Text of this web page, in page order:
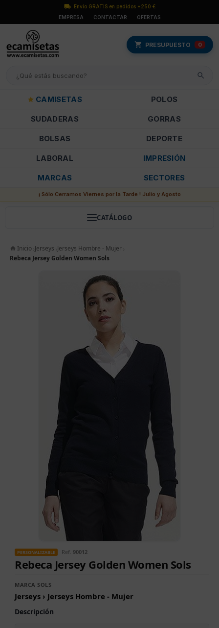
Envío GRATIS en pedidos +250 €
EMPRESA
CONTACTAR OFERTAS
PRESUPUESTO 0
CAMISETAS POLOS
SUDADERAS GORRAS
BOLSAS DEPORTE
LABORAL IMPRESIÓN
MARCAS SECTORES
¡ Sólo Cerramos Viernes por la Tarde ! Julio y Agosto
CATÁLOGO
Inicio Jerseys Jerseys Hombre - Mujer
Rebeca Jersey Golden Women Sols
PERSONALIZABLE Ref. 90012
Rebeca Jersey Golden Women Sols
MARCA SOLS
Jerseys › Jerseys Hombre - Mujer
Descripción